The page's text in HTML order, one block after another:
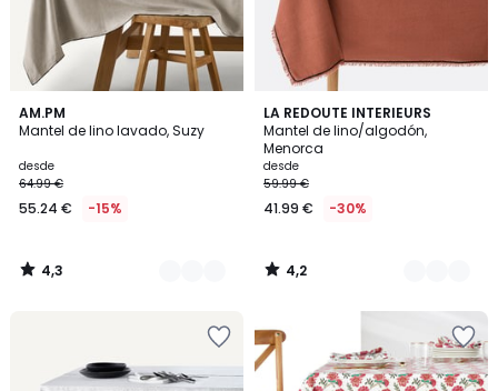
AM.PM
Mantel de lino lavado, Suzy
desde
64.99 €
55.24 € -15%
4,3
/ 5
8
Colores
4,3
/
LA REDOUTE INTERIEURS
Mantel de lino/algodón,
Menorca
desde
59.99 €
41.99 € -30%
4,2
/ 5
4
Colores
4,2
/